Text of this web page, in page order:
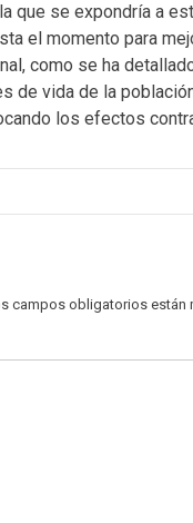
que se expondría a
el momento para
como se ha
de vida de la
los efectos
campos obligatorios están